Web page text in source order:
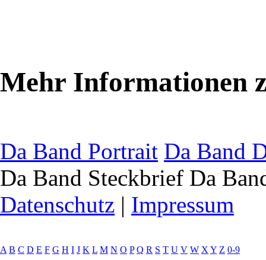
Mehr Informationen
Da Band Portrait Da Band
Da Band Steckbrief Da
Datenschutz | Impressum
A B C D E F G H I J K L M N O P Q R S T U V W X Y Z 0-9